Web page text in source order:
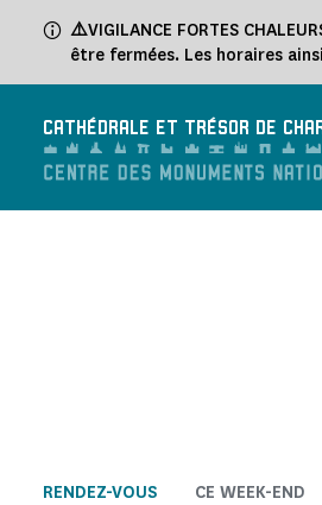
⚠️VIGILANCE FORTES
être fermées. Les horaires
CATHÉDRALE ET TRÉSOR DE
RENDEZ-VOUS CE WEEK-END